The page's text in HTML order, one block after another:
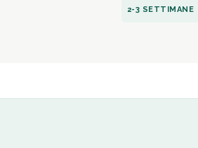
2-3 SETTIMANE